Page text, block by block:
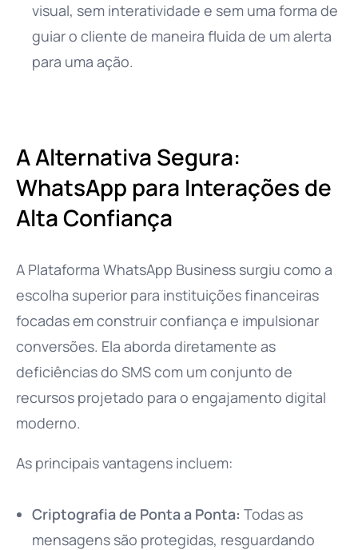
visual, sem interatividade e sem uma forma de
guiar o cliente de maneira fluida de um alerta
para uma ação.
A Alternativa Segura:
WhatsApp para Interações de
Alta Confiança
A Plataforma WhatsApp Business surgiu como a
escolha superior para instituições financeiras
focadas em construir confiança e impulsionar
conversões. Ela aborda diretamente as
deficiências do SMS com um conjunto de
recursos projetado para o engajamento digital
moderno.
As principais vantagens incluem:
Criptografia de Ponta a Ponta: Todas as
mensagens são protegidas, resguardando